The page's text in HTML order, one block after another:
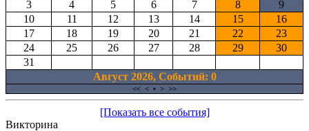
3
4 5 6 7 8
9
10
11 12 13 14 15
16
17
18 19 20 21 22
23
24
25 26 27 28 29
30
31
Август 2026, Cобытий: 0
<< < • > >>
[Показать все события]
Викторина